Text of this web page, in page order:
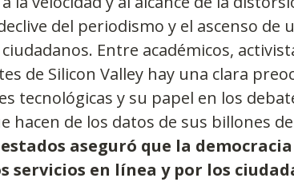
del periodismo y el ascenso de
Entre académicos,
de Silicon Valley hay una clara
tecnológicas y su papel en los
hacen de los datos de sus billones
aseguró que la
servicios en línea y por los